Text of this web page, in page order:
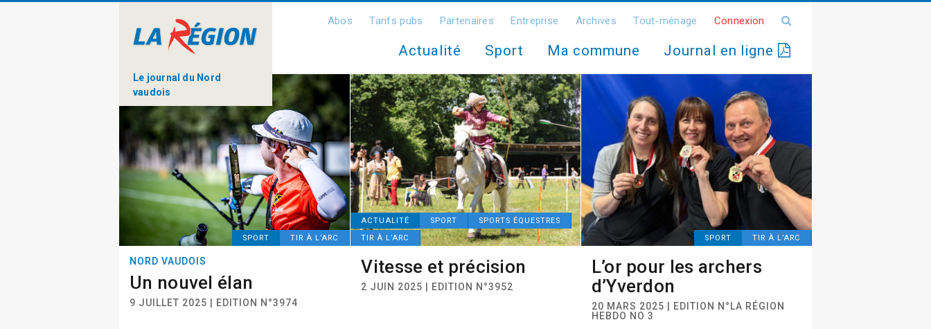
Le journal du Nord
vaudois
Abos Tarifs pubs Partenaires Entreprise Archives Tout-ménage Connexion
Actualité Sport Ma commune Journal en ligne
SPORT TIR À L’ARC
NORD VAUDOIS
Un nouvel élan
9 JUILLET 2025 | EDITION N°3974
ACTUALITÉ SPORT
SPORTS ÉQUESTRES
TIR À L’ARC
Vitesse et précision
2 JUIN 2025 | EDITION N°3952
SPORT TIR À L’ARC
L’or pour les archers
d’Yverdon
20 MARS 2025 | EDITION N°LA RÉGION
HEBDO NO 3